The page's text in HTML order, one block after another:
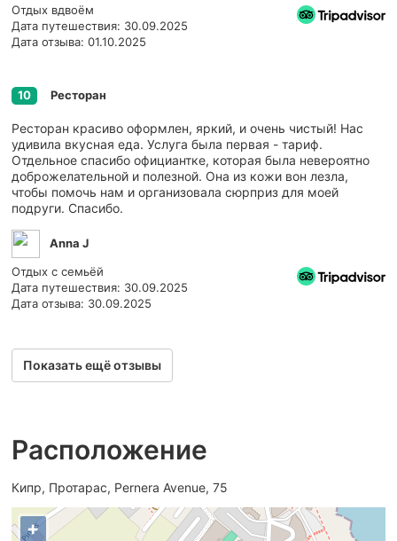
Отдых вдвоём
Дата путешествия: 30.09.2025
Дата отзыва: 01.10.2025
10 Ресторан
Ресторан красиво оформлен, яркий, и очень чистый! Нас
удивила вкусная еда. Услуга была первая - тариф.
Отдельное спасибо официантке, которая была невероятно
доброжелательной и полезной. Она из кожи вон лезла,
чтобы помочь нам и организовала сюрприз для моей
подруги. Спасибо.
Anna J
Отдых с семьёй
Дата путешествия: 30.09.2025
Дата отзыва: 30.09.2025
Показать ещё отзывы
Расположение
Кипр, Протарас, Pernera Avenue, 75
+